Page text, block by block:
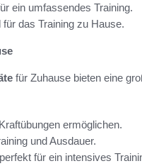
ein umfassendes Training.
das Training zu Hause.
für Zuhause bieten eine
ermöglichen.
und Ausdauer.
für ein intensives